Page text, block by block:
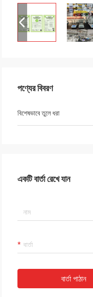
পণ্যের বিবরণ
বিশেষভাবে তুলে ধরা
একটি বার্তা রেখে যান
বার্তা পাঠান